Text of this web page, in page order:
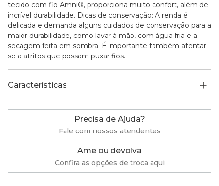
tecido com fio Amni®, proporciona muito confort, além de
incrível durabilidade. Dicas de conservação: A renda é
delicada e demanda alguns cuidados de conservação para a
maior durabilidade, como lavar à mão, com água fria e a
secagem feita em sombra. É importante também atentar-
se a atritos que possam puxar fios.
Características
Precisa de Ajuda?
Fale com nossos atendentes
Ame ou devolva
Confira as opções de troca aqui